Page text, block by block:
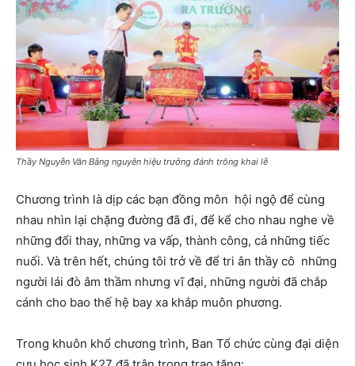
Thầy Nguyễn Văn Bằng nguyên hiệu trưởng đánh trông khai lễ
Chương trình là dịp các bạn đồng môn hội ngộ để cùng
nhau nhìn lại chặng đường đã đi, để kể cho nhau nghe về
những đổi thay, những va vấp, thành công, cả những tiếc
nuối. Và trên hết, chúng tôi trở về để tri ân thầy cô những
người lái đò âm thầm nhưng vĩ đại, những người đã chắp
cánh cho bao thế hệ bay xa khắp muôn phương.
Trong khuôn khổ chương trình, Ban Tổ chức cùng đại diện